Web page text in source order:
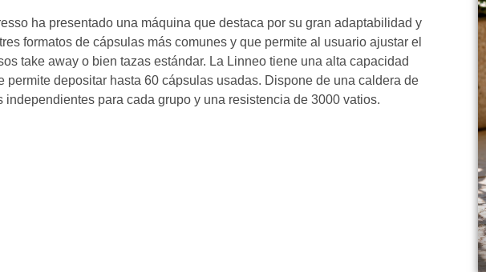
ha presentado una máquina que destaca por su gran adaptabilidad y
formatos de cápsulas más comunes y que permite al usuario ajustar el
take away o bien tazas estándar. La Linneo tiene una alta capacidad
permite depositar hasta 60 cápsulas usadas. Dispone de una caldera de
independientes para cada grupo y una resistencia de 3000 vatios.